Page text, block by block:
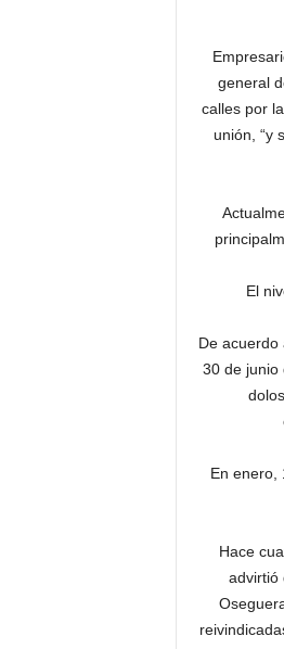
general
calles por
unión, “y
El
De acuerdo
30 de junio
En enero,
Hace
advirtió